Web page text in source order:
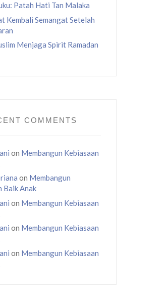
Patah Hati Tan Malaka
Kembali Semangat Setelah
Menjaga Spirit Ramadan
COMMENTS
on Membangun Kebiasaan
on Membangun
Baik Anak
on Membangun Kebiasaan
on Membangun Kebiasaan
on Membangun Kebiasaan